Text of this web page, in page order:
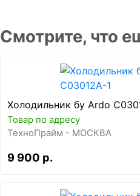
Смотрите, что
Холодильник бу Ardo
Товар по адресу
ТехноПрайм - МОСКВА
9 900 р.